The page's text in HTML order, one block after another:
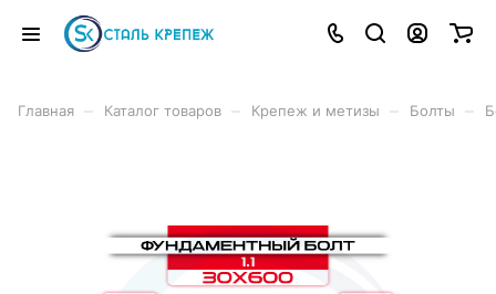
Главная Каталог товаров Крепеж и метизы Болты